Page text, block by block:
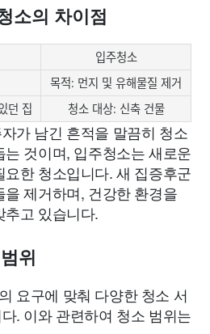
소의 차이점
입주청소
목적: 먼지 및 유해물질 제거
던 집
청소 대상: 신축 건물
가 남긴 흔적을 말끔히 청소
것이며, 입주청소는 새로운
한 청소입니다. 새 집증후군
제거하며, 건강한 환경을
고 있습니다.
위
요구에 맞춰 다양한 청소 서
. 이와 관련하여 청소 범위는